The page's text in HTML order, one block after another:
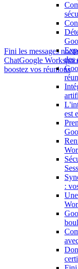
des
est
:
Fini les messages
ChatGoogle
boostez vos réunions